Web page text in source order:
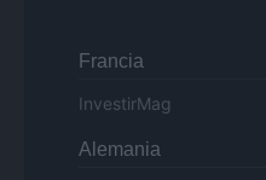
Francia
InvestirMag
Alemania